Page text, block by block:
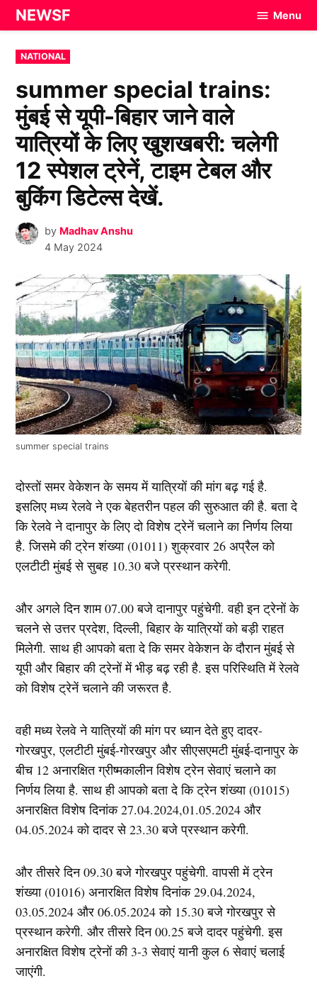
Skip
to
content
NEWSF Menu
POSTED
IN
NATIONAL
summer special trains:
मुंबई से यूपी-बिहार जाने वाले
यात्रियों के लिए खुशखबरी: चलेगी
12 स्पेशल ट्रेनें, टाइम टेबल और
बुकिंग डिटेल्स देखें.
by Madhav Anshu
4 May 2024
summer special trains
दोस्तों समर वेकेशन के समय में यात्रियों की मांग बढ़ गई है.
इसलिए मध्य रेलवे ने एक बेहतरीन पहल की सुरुआत की है. बता दे
कि रेलवे ने दानापुर के लिए दो विशेष ट्रेनें चलाने का निर्णय लिया
है. जिसमे की ट्रेन शंख्या (01011) शुक्रवार 26 अप्रैल को
एलटीटी मुंबई से सुबह 10.30 बजे प्रस्थान करेगी.
और अगले दिन शाम 07.00 बजे दानापुर पहुंचेगी. वही इन ट्रेनों के
चलने से उत्तर प्रदेश, दिल्ली, बिहार के यात्रियों को बड़ी राहत
मिलेगी. साथ ही आपको बता दे कि समर वेकेशन के दौरान मुंबई से
यूपी और बिहार की ट्रेनों में भीड़ बढ़ रही है. इस परिस्थिति में रेलवे
को विशेष ट्रेनें चलाने की जरूरत है.
वही मध्य रेलवे ने यात्रियों की मांग पर ध्यान देते हुए दादर-
गोरखपुर, एलटीटी मुंबई-गोरखपुर और सीएसएमटी मुंबई-दानापुर के
बीच 12 अनारक्षित ग्रीष्मकालीन विशेष ट्रेन सेवाएं चलाने का
निर्णय लिया है. साथ ही आपको बता दे कि ट्रेन शंख्या (01015)
अनारक्षित विशेष दिनांक 27.04.2024,01.05.2024 और
04.05.2024 को दादर से 23.30 बजे प्रस्थान करेगी.
और तीसरे दिन 09.30 बजे गोरखपुर पहुंचेगी. वापसी में ट्रेन
शंख्या (01016) अनारक्षित विशेष दिनांक 29.04.2024,
03.05.2024 और 06.05.2024 को 15.30 बजे गोरखपुर से
प्रस्थान करेगी. और तीसरे दिन 00.25 बजे दादर पहुंचेगी. इस
अनारक्षित विशेष ट्रेनों की 3-3 सेवाएं यानी कुल 6 सेवाएं चलाई
जाएंगी.